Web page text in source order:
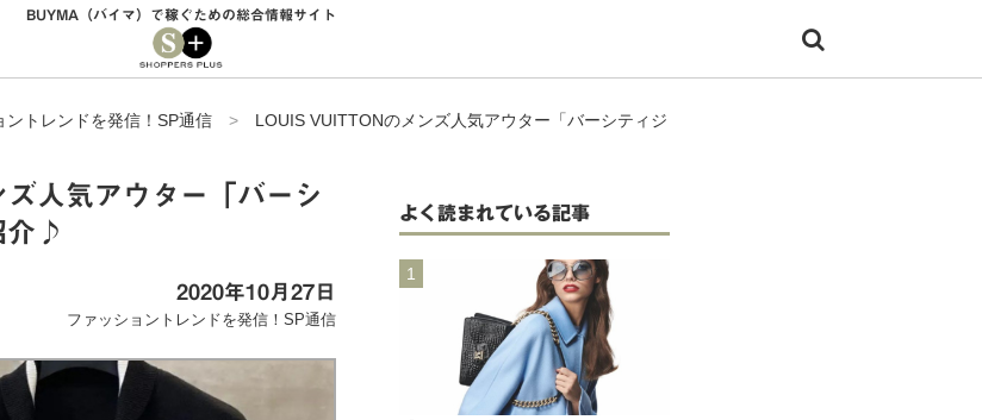
BUYMA（バイマ）で稼ぐための総合情報サイト
ントレンドを発信！SP通信 > LOUIS VUITTONのメンズ人気アウター「バーシティジ
人気アウター「バーシ
介♪
2020年10月27日
ファッショントレンドを発信！SP通信
よく読まれている記事